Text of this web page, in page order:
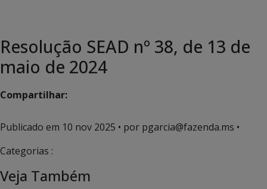
Resolução SEAD nº 38, de 13 de
maio de 2024
Compartilhar:
Publicado em 10 nov 2025 • por pgarcia@fazenda.ms •
Categorias :
Veja Também